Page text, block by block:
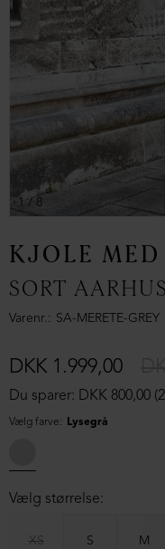
1 / 8
KJOLE MED
SORT AARHUS
Varenr. SA-MERETE-GREY
Du sparer: DKK 800,00
DKK 1.999,00
Vælg farve: Lysegrå
Vælg størrelse:
XS S M